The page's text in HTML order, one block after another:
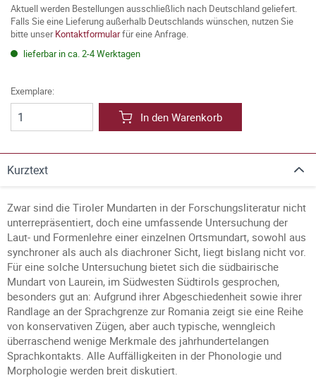
Aktuell werden Bestellungen ausschließlich nach Deutschland geliefert.
Falls Sie eine Lieferung außerhalb Deutschlands wünschen, nutzen Sie
bitte unserKontaktformularfür eine Anfrage.
lieferbar in ca. 2-4 Werktagen
Exemplare:
In den Warenkorb
Kurztext
Zwar sind die Tiroler Mundarten in der Forschungsliteratur nicht
unterrepräsentiert, doch eine umfassende Untersuchung der
Laut- und Formenlehre einer einzelnen Ortsmundart, sowohl aus
synchroner als auch als diachroner Sicht, liegt bislang nicht vor.
Für eine solche Untersuchung bietet sich die südbairische
Mundart von Laurein, im Südwesten Südtirols gesprochen,
besonders gut an: Aufgrund ihrer Abgeschiedenheit sowie ihrer
Randlage an der Sprachgrenze zur Romania zeigt sie eine Reihe
von konservativen Zügen, aber auch typische, wenngleich
überraschend wenige Merkmale des jahrhundertelangen
Sprachkontakts. Alle Auffälligkeiten in der Phonologie und
Morphologie werden breit diskutiert.